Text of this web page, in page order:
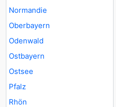
Normandie
Oberbayern
Odenwald
Ostbayern
Ostsee
Pfalz
Rhön